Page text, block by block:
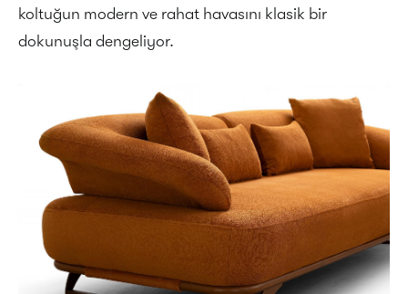
koltuğun modern ve rahat havasını klasik bir
dokunuşla dengeliyor.